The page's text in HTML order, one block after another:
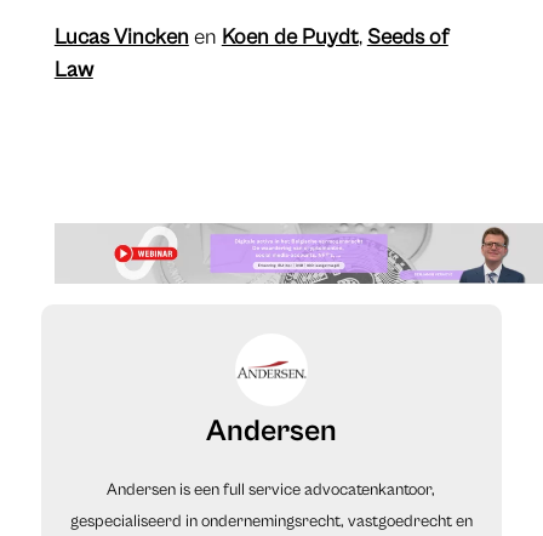
Lucas Vincken en Koen de Puydt, Seeds of
Law
Andersen
Andersen is een full service advocatenkantoor,
gespecialiseerd in ondernemingsrecht, vastgoedrecht en